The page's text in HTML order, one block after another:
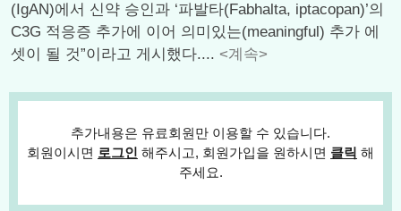
(IgAN)에서 신약 승인과 ‘파발타(Fabhalta, iptacopan)’의
C3G 적응증 추가에 이어 의미있는(meaningful) 추가 에
셋이 될 것”이라고 게시했다.... <계속>
추가내용은 유료회원만 이용할 수 있습니다.
회원이시면 로그인 해주시고, 회원가입을 원하시면 클릭 해
주세요.